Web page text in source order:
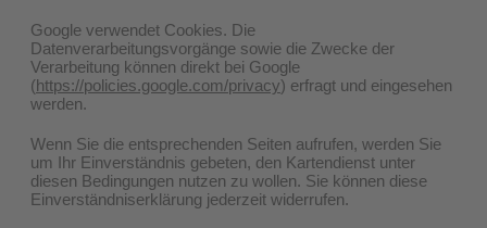
Google verwendet Cookies. Die
Datenverarbeitungsvorgänge sowie die Zwecke der
Verarbeitung können direkt bei Google
(https://policies.google.com/privacy) erfragt und eingesehen
werden.
Wenn Sie die entsprechenden Seiten aufrufen, werden Sie
um Ihr Einverständnis gebeten, den Kartendienst unter
diesen Bedingungen nutzen zu wollen. Sie können diese
Einverständniserklärung jederzeit widerrufen.